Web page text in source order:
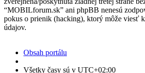
“MOBILforum.sk” ani phpBB nenesú
pokus o prienik (hacking), ktorý môže viesť
údajov.
Obsah portálu
Všetky časy sú v UTC+02:00